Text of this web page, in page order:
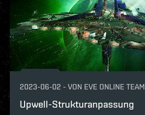
2023-06-02 - VON EVE ONLINE TEAM
Upwell-Strukturanpassung